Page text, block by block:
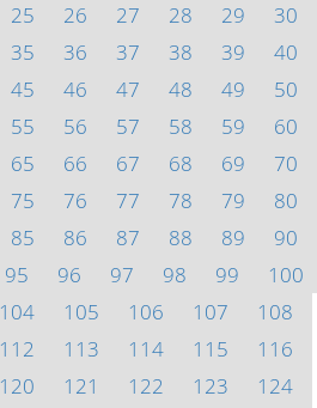
25 26 27 28 29
30
35 36 37 38 39
40
45 46 47 48 49
50
55 56 57 58 59
60
65 66 67 68 69
70
75 76 77 78 79
80
85 86 87 88 89
90
95 96 97 98 99
100
104 105 106 107
108
112 113 114 115
116
120 121 122 123
124